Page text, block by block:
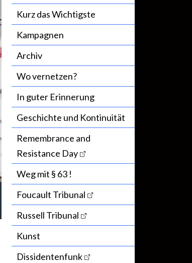
Kurz das Wichtigste
Kampagnen
Archiv
Wo vernetzen?
In guter Erinnerung
Geschichte und Kontinuität
Remembrance and
Resistance Day
Weg mit § 63 !
Foucault Tribunal
Russell Tribunal
Kunst
Dissidentenfunk